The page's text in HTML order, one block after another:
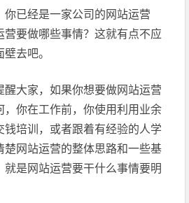
你已经是一家公司的网站运营
营要做哪些事情？这就有点不应
去吧。
醒大家，如果你想要做网站运营
，你在工作前，你使用利用业余
钱培训，或者跟着有经验的人学
楚网站运营的整体思路和一些基
就是网站运营要干什么事情要明